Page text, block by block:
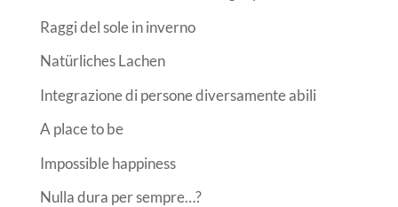
Raggi del sole in inverno
Natürliches Lachen
Integrazione di persone diversamente abili
A place to be
Impossible happiness
Nulla dura per sempre…?